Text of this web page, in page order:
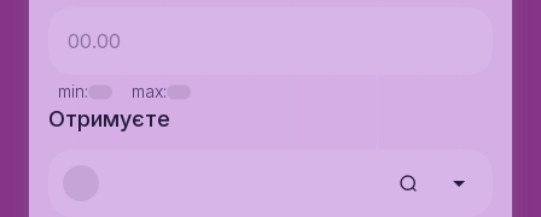
min: max:
Отримуєте